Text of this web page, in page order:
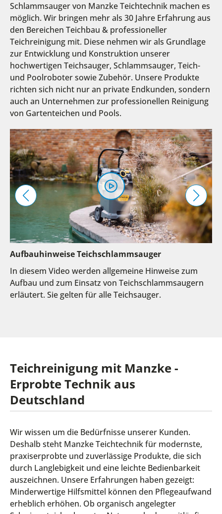
Schlammsauger von Manzke Teichtechnik machen es
möglich. Wir bringen mehr als 30 Jahre Erfahrung aus
den Bereichen Teichbau & professioneller
Teichreinigung mit. Diese nehmen wir als Grundlage
zur Entwicklung und Konstruktion unserer
hochwertigen Teichsauger, Schlammsauger, Teich-
und Poolroboter sowie Zubehör. Unsere Produkte
richten sich nicht nur an private Endkunden, sondern
auch an Unternehmen zur professionellen Reinigung
von Gartenteichen und Pools.
Aufbauhinweise Teichschlammsauger
In diesem Video werden allgemeine Hinweise zum
Aufbau und zum Einsatz von Teichschlammsaugern
erläutert. Sie gelten für alle Teichsauger.
Teichreinigung mit Manzke -
Erprobte Technik aus
Deutschland
Wir wissen um die Bedürfnisse unserer Kunden.
Deshalb steht Manzke Teichtechnik für modernste,
praxiserprobte und zuverlässige Produkte, die sich
durch Langlebigkeit und eine leichte Bedienbarkeit
auszeichnen. Unsere Erfahrungen haben gezeigt:
Minderwertige Hilfsmittel können den Pflegeaufwand
erheblich erhöhen. Ob organisch angelegter